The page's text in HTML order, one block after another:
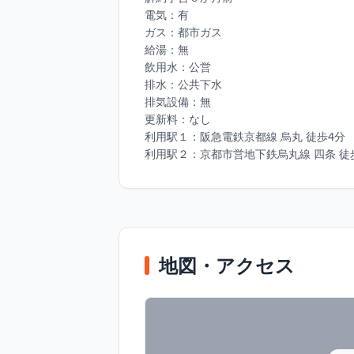
電気：有
ガス：都市ガス
給湯：無
飲⽤⽔：公営
排⽔：公共下⽔
排気設備：無
更新料：なし
利⽤駅１：阪急電鉄京都線 烏丸 徒歩4分
利⽤駅２：京都市営地下鉄烏丸線 四条 徒
地図・アクセス